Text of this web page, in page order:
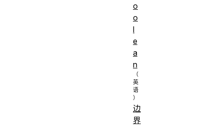
o
o
l
e
a
n
边
界